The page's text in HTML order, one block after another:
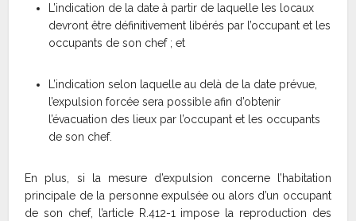
L’indication de la date à partir de laquelle les locaux
devront être définitivement libérés par l’occupant et les
occupants de son chef ; et
L’indication selon laquelle au delà de la date prévue,
l’expulsion forcée sera possible afin d’obtenir
l’évacuation des lieux par l’occupant et les occupants
de son chef.
En plus, si la mesure d’expulsion concerne l’habitation
principale de la personne expulsée ou alors d’un occupant
de son chef, l’article R.412-1 impose la reproduction des